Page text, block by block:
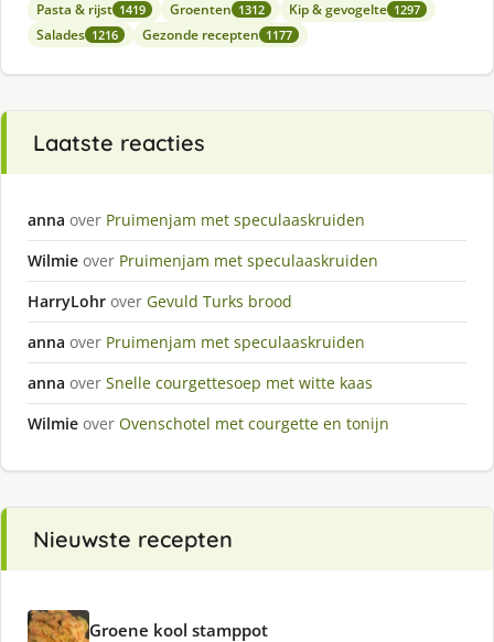
Pasta & rijst 1419 Groenten 1312 Kip & gevogelte 1297
Salades 1216 Gezonde recepten 1177
Laatste reacties
anna over Pruimenjam met speculaaskruiden
Wilmie over Pruimenjam met speculaaskruiden
HarryLohr over Gevuld Turks brood
anna over Pruimenjam met speculaaskruiden
anna over Snelle courgettesoep met witte kaas
Wilmie over Ovenschotel met courgette en tonijn
Nieuwste recepten
Groene kool stamppot